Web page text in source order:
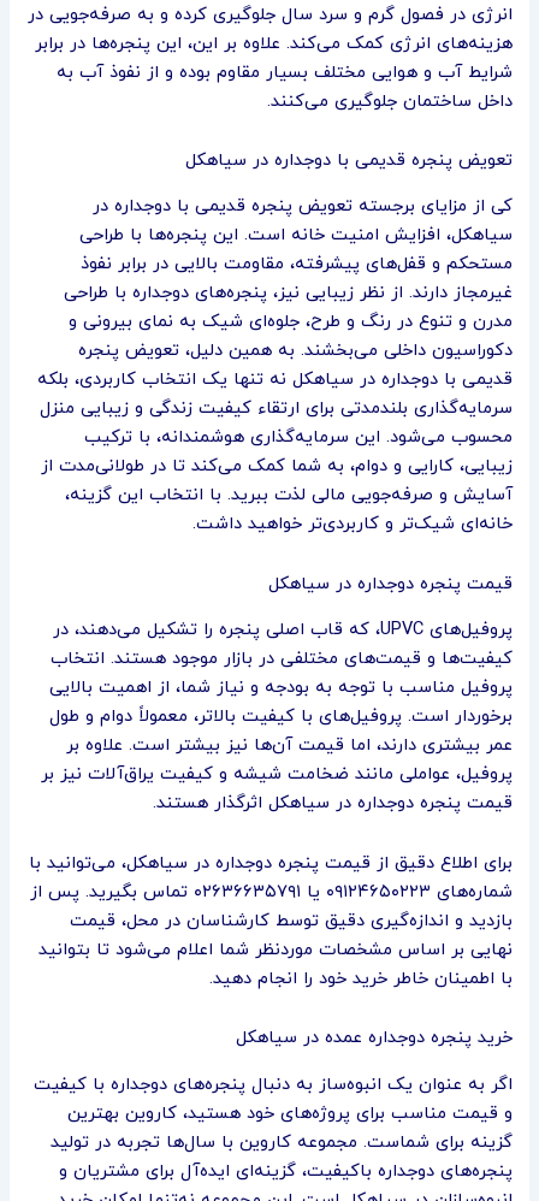
انرژی در فصول گرم و سرد سال جلوگیری کرده و به صرفه‌جویی در
هزینه‌های انرژی کمک می‌کند. علاوه بر این، این پنجره‌ها در برابر
شرایط آب و هوایی مختلف بسیار مقاوم بوده و از نفوذ آب به
داخل ساختمان جلوگیری می‌کنند.
تعویض پنجره قدیمی با دوجداره در سیاهکل
کی از مزایای برجسته تعویض پنجره قدیمی با دوجداره در
سیاهکل، افزایش امنیت خانه است. این پنجره‌ها با طراحی
مستحکم و قفل‌های پیشرفته، مقاومت بالایی در برابر نفوذ
غیرمجاز دارند. از نظر زیبایی نیز، پنجره‌های دوجداره با طراحی
مدرن و تنوع در رنگ و طرح، جلوه‌ای شیک به نمای بیرونی و
دکوراسیون داخلی می‌بخشند. به همین دلیل، تعویض پنجره
قدیمی با دوجداره در سیاهکل نه تنها یک انتخاب کاربردی، بلکه
سرمایه‌گذاری بلندمدتی برای ارتقاء کیفیت زندگی و زیبایی منزل
محسوب می‌شود. این سرمایه‌گذاری هوشمندانه، با ترکیب
زیبایی، کارایی و دوام، به شما کمک می‌کند تا در طولانی‌مدت از
آسایش و صرفه‌جویی مالی لذت ببرید. با انتخاب این گزینه،
خانه‌ای شیک‌تر و کاربردی‌تر خواهید داشت.
قیمت پنجره دوجداره در سیاهکل
پروفیل‌های UPVC، که قاب اصلی پنجره را تشکیل می‌دهند، در
کیفیت‌ها و قیمت‌های مختلفی در بازار موجود هستند. انتخاب
پروفیل مناسب با توجه به بودجه و نیاز شما، از اهمیت بالایی
برخوردار است. پروفیل‌های با کیفیت بالاتر، معمولاً دوام و طول
عمر بیشتری دارند، اما قیمت آن‌ها نیز بیشتر است. علاوه بر
پروفیل، عواملی مانند ضخامت شیشه و کیفیت یراق‌آلات نیز بر
قیمت پنجره دوجداره در سیاهکل اثرگذار هستند.
برای اطلاع دقیق از قیمت پنجره دوجداره در سیاهکل، می‌توانید با
شماره‌های ۰۹۱۲۴۶۵۰۲۲۳ یا ۰۲۶۳۶۶۳۵۷۹۱ تماس بگیرید. پس از
بازدید و اندازه‌گیری دقیق توسط کارشناسان در محل، قیمت
نهایی بر اساس مشخصات موردنظر شما اعلام می‌شود تا بتوانید
با اطمینان خاطر خرید خود را انجام دهید.
خرید پنجره دوجداره عمده در سیاهکل
اگر به عنوان یک انبوه‌ساز به دنبال پنجره‌های دوجداره با کیفیت
و قیمت مناسب برای پروژه‌های خود هستید، کاروین بهترین
گزینه برای شماست. مجموعه کاروین با سال‌ها تجربه در تولید
پنجره‌های دوجداره باکیفیت، گزینه‌ای ایده‌آل برای مشتریان و